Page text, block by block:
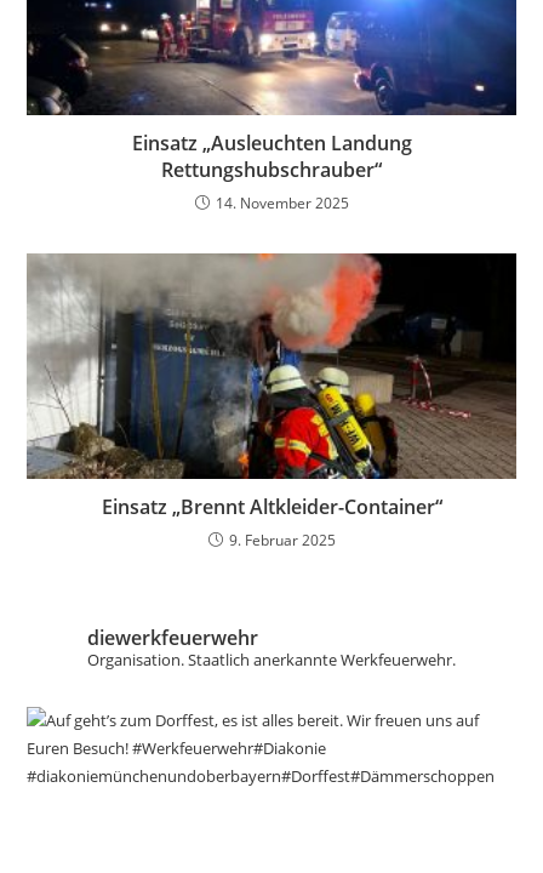
Einsatz „Ausleuchten Landung
Rettungshubschrauber“
14. November 2025
Einsatz „Brennt Altkleider-Container“
9. Februar 2025
diewerkfeuerwehr
Organisation.Staatlich anerkannte Werkfeuerwehr.